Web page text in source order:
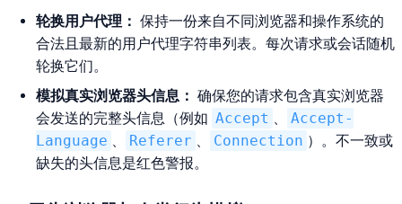
轮换用户代理： 保持一份来自不同浏览器和操作系统的
合法且最新的用户代理字符串列表。每次请求或会话随机
轮换它们。
模拟真实浏览器头信息： 确保您的请求包含真实浏览器
会发送的完整头信息（例如 Accept
Accept-
Language
Referer Connection ）。不一致或
缺失的头信息是红色警报。